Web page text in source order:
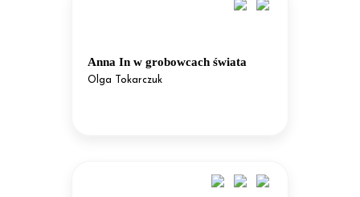
Anna In w grobowcach świata
Olga Tokarczuk